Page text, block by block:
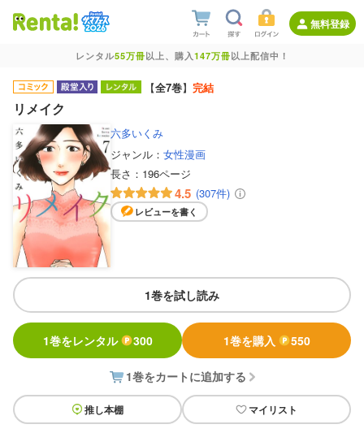
無料登録
レンタル55万冊以上、購入147万冊以上配信中！
【全7巻】 完結
リメイク
六多いくみ
ジャンル： 女性漫画
長さ： 196ページ
4.5 (307件)
レビューを書く
1巻を試し読み
1巻をレンタル 300 1巻を購入 550
1巻をカートに追加する
推し本棚 マイリスト